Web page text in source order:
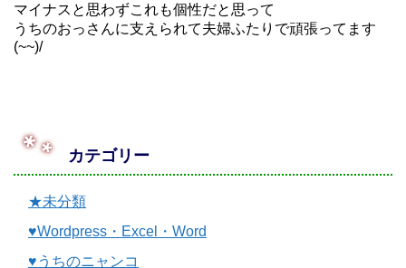
マイナスと思わずこれも個性だと思って
うちのおっさんに支えられて夫婦ふたりで頑張ってます
(~~)/
カテゴリー
★未分類
♥Wordpress・Excel・Word
♥うちのニャンコ